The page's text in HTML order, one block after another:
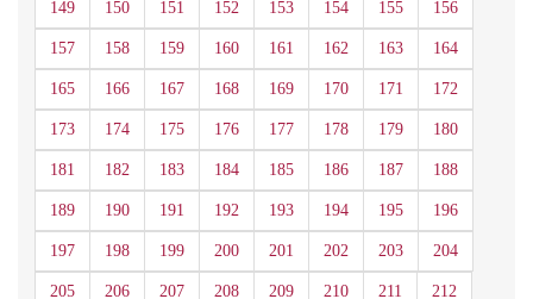
149 150 151 152 153 154 155 156
157 158 159 160 161 162 163 164
165 166 167 168 169 170 171 172
173 174 175 176 177 178 179 180
181 182 183 184 185 186 187 188
189 190 191 192 193 194 195 196
197 198 199 200 201 202 203 204
205 206 207 208 209 210 211 212